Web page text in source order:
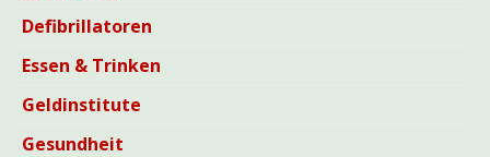
Defibrillatoren
Essen & Trinken
Geldinstitute
Gesundheit